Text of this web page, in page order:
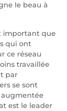
le beau à
important que
qui ont
ce réseau
travaillée
par
se sont
est le leader